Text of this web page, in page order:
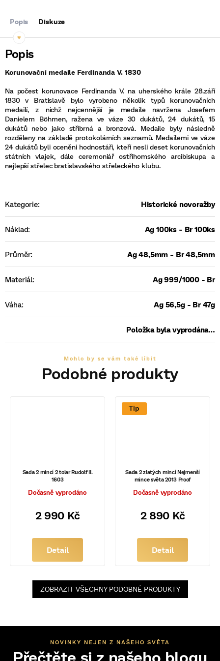
Popis Diskuze
Korunovační medaile Ferdinanda V. 1830
Na počest korunovace Ferdinanda V. na uherského krále 28.září
1830 v Bratislavě bylo vyrobeno několik typů korunovačních
medailí, z nichž nejcennější je medaile navržena Josefem
Danielem Böhmen, ražena ve váze 30 dukátů, 24 dukátů, 15
dukátů nebo jako stříbrná a bronzová. Medaile byly následně
rozděleny na základě protokolárních seznamů. Medailemi ve váze
24 dukátů byli oceněni hodnostáři, kteří nesli deset korunovačních
státních vlajek, dále ceremoniář ostřihomského arcibiskupa a
nejlepší střelec bratislavského střeleckého klubu.
Kategorie: Historické novoražby
Náklad: Ag 100ks - Br 100ks
Průměr: Ag 48,5mm - Br 48,5mm
Materiál: Ag 999/1000 - Br
Váha: Ag 56,5g - Br 47g
Položka byla vyprodána…
Sada 2 mincí 2 tolar Rudolf II.
1603
Dočasně vyprodáno
2 990 Kč
Detail
Tip
Sada 2 zlatých mincí Nejmenší
mince světa 2013 Proof
Dočasně vyprodáno
2 890 Kč
Detail
ZOBRAZIT VŠECHNY PODOBNÉ PRODUKTY
NOVINKY NEJEN Z NAŠEHO SVĚTA
Přečtěte si z našeho blogu